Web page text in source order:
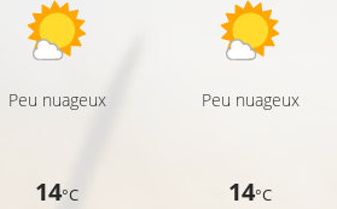
Peu nuageux
14°C
Peu nuageux
14°C